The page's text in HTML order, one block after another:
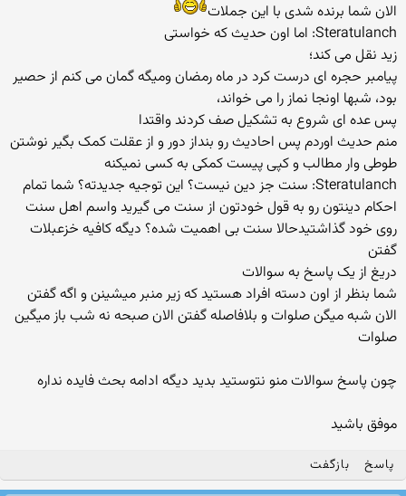
الان شما برنده شدی با این جملات
Steratulanch: اما اون حدیث که خواستی
زید نقل می کند؛
پیامبر حجره ای درست کرد در ماه رمضان ومیگه گمان می کنم از حصیر
بود، شبها اونجا نماز را می خواند،
پس عده ای شروع به تشکیل صف کردند واقتدا
منم حدیث اوردم پس احادیث رو بنداز دور و از عقلت کمک بگیر نوشتن
طوطی وار مطالب و کپی پیست کمکی به کسی نمیکنه
Steratulanch: سنت جز دین نیست؟ این توجیه جدیدته؟ شما تمام
احکام دینتون رو به قول خودتون از سنت می گیرید واسم اهل سنت
روی خود گذاشتیدحالا سنت بی اهمیت شده؟ دیگه کافیه خزعبلات
گفتن
دریغ از یک پاسخ به سوالات
شما بنظر از اون دسته افراد هستید که زیر منبر میشینن و اگه گفتن
الان شبه میگن صلوات و بلافاصله گفتن الان صبحه نه شب باز میگین
صلوات
چون پاسخ سوالات منو نتوستید بدید دیگه ادامه بحث فایده نداره
موفق باشید
پاسخ بازگفت